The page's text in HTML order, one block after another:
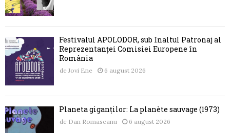
Festivalul APOLODOR, sub Înaltul Patronaj al
Reprezentanței Comisiei Europene în
România
de Jovi Ene 6 august 2026
Planeta giganților: La planète sauvage (1973)
de Dan Romascanu 6 august 2026